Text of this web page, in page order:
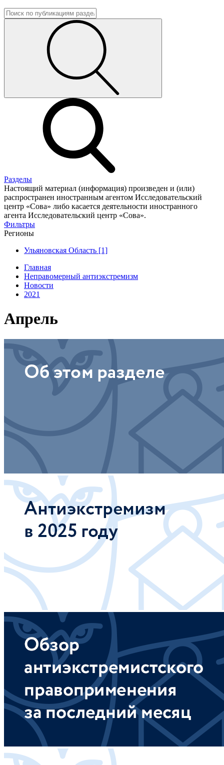
Разделы
Настоящий материал (информация) произведен и (или)
распространен иностранным агентом Исследовательский
центр «Сова» либо касается деятельности иностранного
агента Исследовательский центр «Сова».
Фильтры
Регионы
Ульяновская Область [1]
Главная
Неправомерный антиэкстремизм
Новости
2021
Апрель